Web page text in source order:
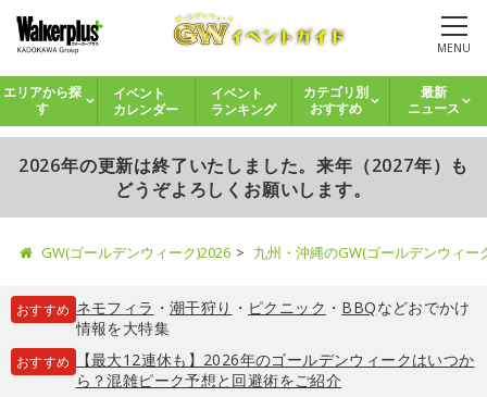
MENU
エリアから探
す
イベント
カレンダー
イベント
ランキング
カテゴリ別
おすすめ
最新
ニュース
2026年の更新は終了いたしました。来年（2027年）も
どうぞよろしくお願いします。
GW(ゴールデンウィーク)2026 九州・沖縄のGW(ゴールデンウィ
おすすめ ネモフィラ ・ 潮干狩り ・ ピクニック ・ BBQなどおでかけ
情報を大特集
おすすめ
【最大12連休も】2026年のゴールデンウィークはいつか
ら？混雑ピーク予想と回避術をご紹介